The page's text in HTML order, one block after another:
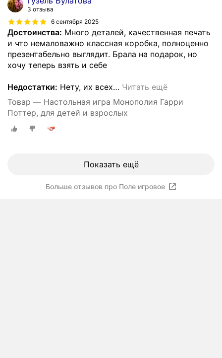
3 отзыва
6 сентября 2025
Достоинства: Много деталей, качественная печать
и что немаловажно классная коробка, полноценно
презентабельно выглядит. Брала на подарок, но
хочу теперь взять и себе
Недостатки: Нету, их всех… Читать ещё
Товар — Настольная игра Монополия Гарри
Поттер, для детей и взрослых
Показать ещё
Больше отзывов про Поле игровое